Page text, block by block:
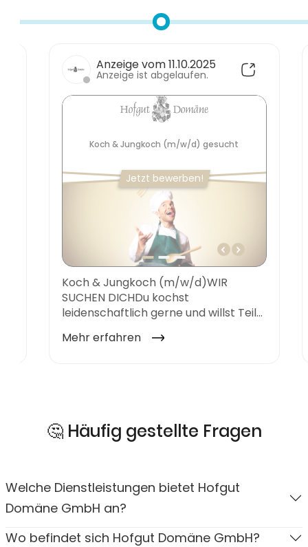
🤔 Häufig gestellte Fragen
Welche Dienstleistungen bietet Hofgut
Domäne GmbH an?
Wo befindet sich Hofgut Domäne GmbH?